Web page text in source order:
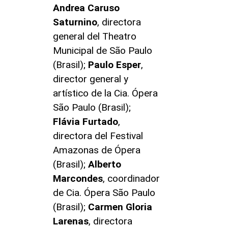
Andrea Caruso
Saturnino, directora
general del Theatro
Municipal de São Paulo
(Brasil); Paulo Esper,
director general y
artístico de la Cia. Ópera
São Paulo (Brasil);
Flávia Furtado,
directora del Festival
Amazonas de Ópera
(Brasil); Alberto
Marcondes, coordinador
de Cia. Ópera São Paulo
(Brasil); Carmen Gloria
Larenas, directora